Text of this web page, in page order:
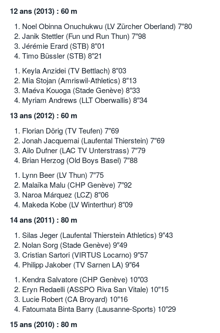
12 ans (2013) : 60 m
Noel Obinna Onuchukwu (LV Zürcher Oberland) 7″80
Janik Stettler (Fun und Run Thun) 7″98
Jérémie Erard (STB) 8″01
Timo Büssler (STB) 8″21
Keyla Anzidei (TV Bettlach) 8″03
Mia Stojan (Amriswil-Athletics) 8″13
Maéva Kouoga (Stade Genève) 8″33
Myriam Andrews (LLT Oberwallis) 8″34
13 ans (2012) : 60 m
Florian Dörig (TV Teufen) 7″69
Jonah Jacquemai (Laufental Thierstein) 7″69
Ailo Dufner (LAC TV Unterstrass) 7″79
Brian Herzog (Old Boys Basel) 7″88
Lynn Beer (LV Thun) 7″75
Malaïka Malu (CHP Genève) 7″92
Naroa Márquez (LCZ) 8″06
Makeda Kobe (LV Winterthur) 8″09
14 ans (2011) : 80 m
Silas Jeger (Laufental Thierstein Athletics) 9″43
Nolan Sorg (Stade Genève) 9″49
Cristian Sartori (VIRTUS Locarno) 9″57
Philipp Jakober (TV Sarnen LA) 9″64
Kendra Salvatore (CHP Genève) 10″03
Eryn Redaelli (ASSPO Riva San Vitale) 10″15
Lucie Robert (CA Broyard) 10″16
Fatoumata Binta Barry (Lausanne-Sports) 10″29
15 ans (2010) : 80 m